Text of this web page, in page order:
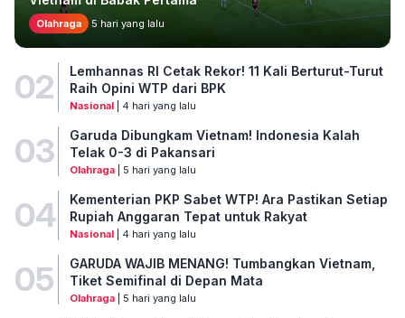
Olahraga 5 hari yang lalu
02
Lemhannas RI Cetak Rekor! 11 Kali Berturut-Turut
Raih Opini WTP dari BPK
Nasional| 4 hari yang lalu
03
Garuda Dibungkam Vietnam! Indonesia Kalah
Telak 0-3 di Pakansari
Olahraga| 5 hari yang lalu
04
Kementerian PKP Sabet WTP! Ara Pastikan Setiap
Rupiah Anggaran Tepat untuk Rakyat
Nasional| 4 hari yang lalu
05
GARUDA WAJIB MENANG! Tumbangkan Vietnam,
Tiket Semifinal di Depan Mata
Olahraga| 5 hari yang lalu